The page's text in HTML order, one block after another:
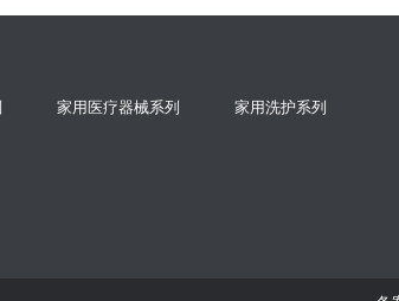
家用医疗器械系列
家用洗护系列